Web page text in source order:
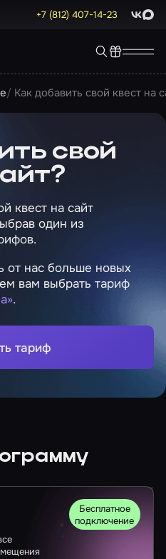
+7 (812) 407-14-23 Max
Как добавить свой квест на
свой
квест на сайт
один из
от нас больше новых
вам выбрать тариф
.
тариф
Бесплатное
подключение